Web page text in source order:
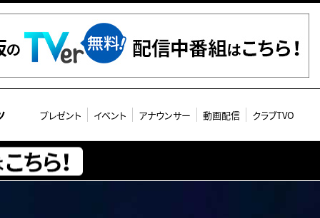
プレゼント イベント アナウンサー 動画配信 クラブTVO